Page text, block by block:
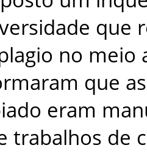
que
no meio
que as
eram
trabalhos de